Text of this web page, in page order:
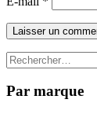
Rechercher :
Par marque